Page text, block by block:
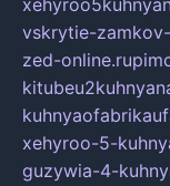
vskrytie-
zed-online.ru
xehyroo-5-
guzywia-4-